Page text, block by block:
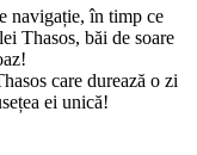
navigație, în timp ce
Thasos, băi de soare
care durează o zi
ei unică!